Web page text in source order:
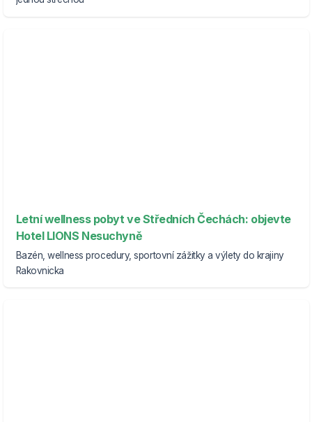
Letní wellness pobyt ve Středních Čechách: objevte
Hotel LIONS Nesuchyně
Bazén, wellness procedury, sportovní zážitky a výlety do krajiny
Rakovnicka